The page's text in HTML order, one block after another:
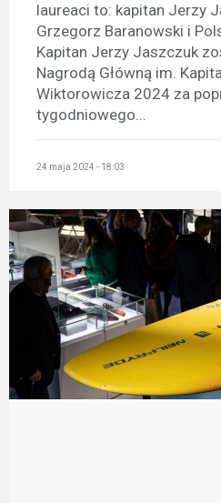
laureaci to: kapitan Jerzy
Grzegorz Baranowski i
Kapitan Jerzy Jaszczuk
Nagrodą Główną im.
Wiktorowicza 2024 za
tygodniowego...
24 maja 2024 - 18:03